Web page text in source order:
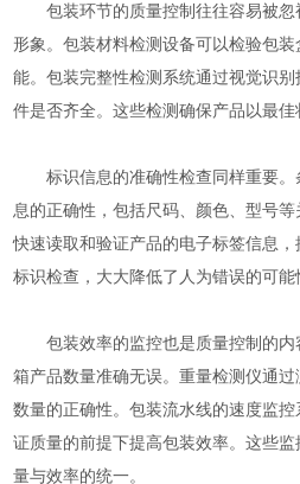
包装环节的质量控制往往容易被忽
形象。包装材料检测设备可以检验包
能。包装完整性检测系统通过视觉识
件是否齐全。这些检测确保产品以最佳
标识信息的准确性检查同样重要。
息的正确性，包括尺码、颜色、型号
快速读取和验证产品的电子标签信息
标识检查，大大降低了人为错误的可能
包装效率的监控也是质量控制的内
箱产品数量准确无误。重量检测仪通
数量的正确性。包装流水线的速度监
证质量的前提下提高包装效率。这些
量与效率的统一。